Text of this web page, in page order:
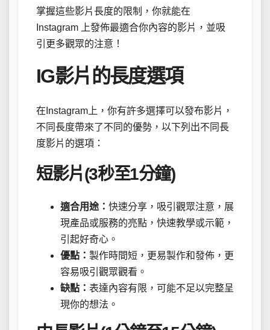
掌握這些影片長度的限制，你就能在
Instagram 上發佈最適合你內容的影片，並吸
引更多觀眾的注意！
IG影片的長度選項
在Instagram上，你有許多選擇可以發布影片，
不同長度帶來了不同的優勢，以下列出不同長
度影片的選項：
短影片(3秒至1分鐘)
適合用途： 快速分享，吸引觀眾注意，展
現產品或服務的亮點，快速教學或示範，
引起好奇心。
優點： 製作時間短，更易製作和發佈，更
容易吸引觀眾觀看。
缺點： 表達內容有限，可能不足以完整呈
現你的想法。